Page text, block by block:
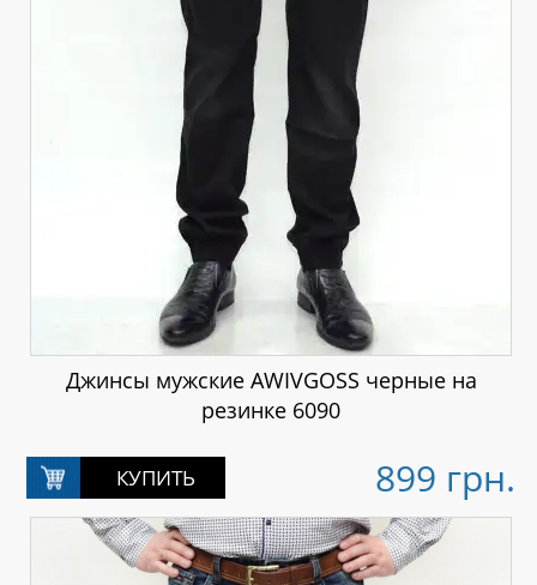
Джинсы мужские AWIVGOSS черные на
резинке 6090
899 грн.